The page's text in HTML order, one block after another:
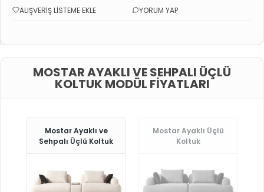
ALIŞVERIŞ LISTEME EKLE YORUM YAP
MOSTAR AYAKLI VE SEHPALI ÜÇLÜ
KOLTUK MODÜL FIYATLARI
Mostar Ayaklı ve
Sehpalı Üçlü Koltuk
Mostar Ayaklı Üçlü
Koltuk